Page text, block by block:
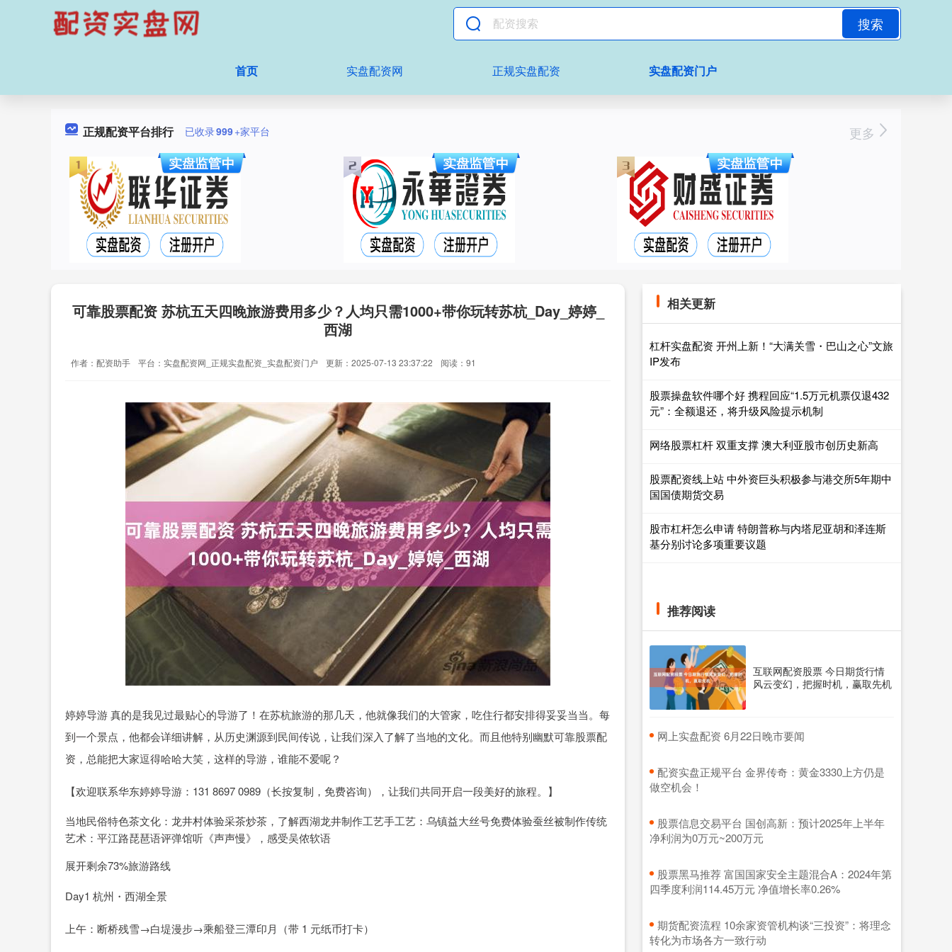
搜索
首页 实盘配资网 正规实盘配资 实盘配资门户
正规配资平台排行 已收录999+家平台 更多
可靠股票配资 苏杭五天四晚旅游费用多少？人均只需1000+带你玩转苏杭_Day_婷婷_
西湖
作者：配资助手 平台：实盘配资网_正规实盘配资_实盘配资门户 更新：2025-07-13 23:37:22 阅读：91
婷婷导游 真的是我见过最贴心的导游了！在苏杭旅游的那几天，他就像我们的大管家，吃住行都安排得妥妥当当。每
到一个景点，他都会详细讲解，从历史渊源到民间传说，让我们深入了解了当地的文化。而且他特别幽默可靠股票配
资，总能把大家逗得哈哈大笑，这样的导游，谁能不爱呢？
【欢迎联系华东婷婷导游：131 8697 0989（长按复制，免费咨询），让我们共同开启一段美好的旅程。】
当地民俗特色茶文化：龙井村体验采茶炒茶，了解西湖龙井制作工艺手工艺：乌镇益大丝号免费体验蚕丝被制作传统
艺术：平江路琵琶语评弹馆听《声声慢》，感受吴侬软语
展开剩余73%旅游路线
Day1 杭州・西湖全景
上午：断桥残雪→白堤漫步→乘船登三潭印月（带 1 元纸币打卡）
相关更新
杠杆实盘配资 开州上新！“大满关雪・巴山之心”文旅
IP发布
股票操盘软件哪个好 携程回应“1.5万元机票仅退432
元”：全额退还，将升级风险提示机制
网络股票杠杆 双重支撑 澳大利亚股市创历史新高
股票配资线上站 中外资巨头积极参与港交所5年期中
国国债期货交易
股市杠杆怎么申请 特朗普称与内塔尼亚胡和泽连斯
基分别讨论多项重要议题
推荐阅读
互联网配资股票 今日期货行情
风云变幻，把握时机，赢取先机
​网上实盘配资 6月22日晚市要闻
​配资实盘正规平台 金界传奇：黄金3330上方仍是
做空机会！
​股票信息交易平台 国创高新：预计2025年上半年
净利润为0万元~200万元
​股票黑马推荐 富国国家安全主题混合A：2024年第
四季度利润114.45万元 净值增长率0.26%
​期货配资流程 10余家资管机构谈“三投资”：将理念
转化为市场各方一致行动